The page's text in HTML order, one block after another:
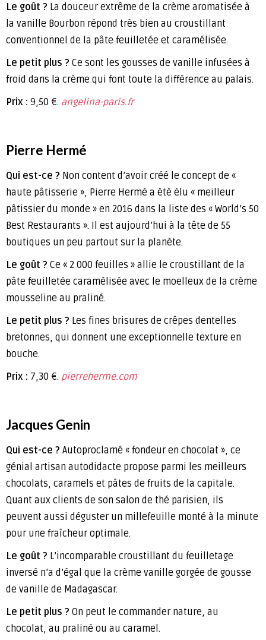
Le goût ? La douceur extrême de la crème aromatisée à
la vanille Bourbon répond très bien au croustillant
conventionnel de la pâte feuilletée et caramélisée.
Le petit plus ? Ce sont les gousses de vanille infusées à
froid dans la crème qui font toute la différence au palais.
Prix : 9,50 €. angelina-paris.fr
Pierre Hermé
Qui est-ce ? Non content d’avoir créé le concept de «
haute pâtisserie », Pierre Hermé a été élu « meilleur
pâtissier du monde » en 2016 dans la liste des « World’s 50
Best Restaurants ». Il est aujourd’hui à la tête de 55
boutiques un peu partout sur la planète.
Le goût ? Ce « 2 000 feuilles » allie le croustillant de la
pâte feuilletée caramélisée avec le moelleux de la crème
mousseline au praliné.
Le petit plus ? Les fines brisures de crêpes dentelles
bretonnes, qui donnent une exceptionnelle texture en
bouche.
Prix : 7,30 €. pierreherme.com
Jacques Genin
Qui est-ce ? Autoproclamé « fondeur en chocolat », ce
génial artisan autodidacte propose parmi les meilleurs
chocolats, caramels et pâtes de fruits de la capitale.
Quant aux clients de son salon de thé parisien, ils
peuvent aussi déguster un millefeuille monté à la minute
pour une fraîcheur optimale.
Le goût ? L’incomparable croustillant du feuilletage
inversé n’a d’égal que la crème vanille gorgée de gousse
de vanille de Madagascar.
Le petit plus ? On peut le commander nature, au
chocolat, au praliné ou au caramel.